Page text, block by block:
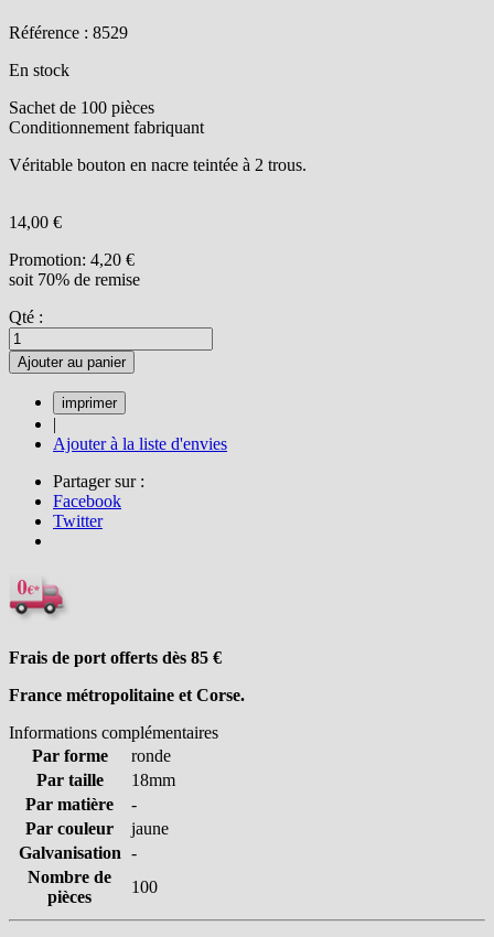
Référence : 8529
En stock
Sachet de 100 pièces
Conditionnement fabriquant
Véritable bouton en nacre teintée à 2 trous.
14,00 €
Promotion: 4,20 €
soit 70% de remise
Qté :
Ajouter au panier
|
Ajouter à la liste d'envies
Partager sur :
Facebook
Twitter
Frais de port offerts dès 85 €
France métropolitaine et Corse.
Informations complémentaires
Par forme
ronde
Par taille
18mm
Par matière
-
Par couleur
jaune
Galvanisation -
Nombre de
pièces
100